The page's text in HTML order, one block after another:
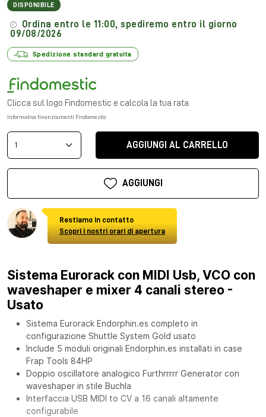
DISPONIBILE
Ordina entro le 11:00, spediremo entro il giorno
09/08/2026
Spedizione standard gratuita
Clicca sul logo Findomestic e calcola la tua rata
Informativa finanziamenti Findomestic
AGGIUNGI AL CARRELLO
AGGIUNGI
Restiamo in contatto
Scopri i nostri orari di apertura
Sistema Eurorack con MIDI Usb, VCO con
waveshaper e mixer 4 canali stereo -
Usato
Sistema Eurorack Endorphin.es completo in
configurazione Shuttle System Gold usato
Include 5 moduli originali Endorphin.es installati in case
Frap Tools 84HP
Doppio oscillatore analogico Furthrrrrr Generator con
waveshaper in stile Buchla
Interfaccia USB MIDI to CV a 16 canali altamente
configurabile